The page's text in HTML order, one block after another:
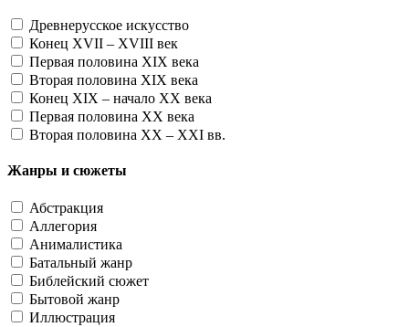
Древнерусское искусство
Конец XVII – XVIII век
Первая половина XIX века
Вторая половина XIX века
Конец XIX – начало XX века
Первая половина XX века
Вторая половина XX – XXI вв.
Жанры и сюжеты
Абстракция
Аллегория
Анималистика
Батальный жанр
Библейский сюжет
Бытовой жанр
Иллюстрация